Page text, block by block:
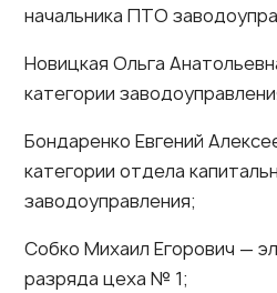
начальника ПТО
Новицкая Ольга
категории
Бондаренко Евгений
категории отдела
заводоуправления;
Собко Михаил Егорович —
разряда цеха № 1;